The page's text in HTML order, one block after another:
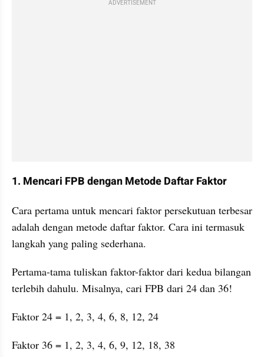
ADVERTISEMENT
1. Mencari FPB dengan Metode Daftar Faktor
Cara pertama untuk mencari faktor persekutuan terbesar
adalah dengan metode daftar faktor. Cara ini termasuk
langkah yang paling sederhana.
Pertama-tama tuliskan faktor-faktor dari kedua bilangan
terlebih dahulu. Misalnya, cari FPB dari 24 dan 36!
Faktor 24 = 1, 2, 3, 4, 6, 8, 12, 24
Faktor 36 = 1, 2, 3, 4, 6, 9, 12, 18, 38